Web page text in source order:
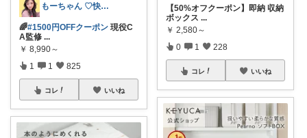
もーちゃん ♡快適生活~旅行大好き🌈✨
🌈#1500円OFFクーポン 現役C
A監修 ...
￥ 8,990～
1 1 825
コレ いいね
【50%オフクーポン】即納 収納
ボックス ...
￥ 2,580～
0 1 228
コレ いいね